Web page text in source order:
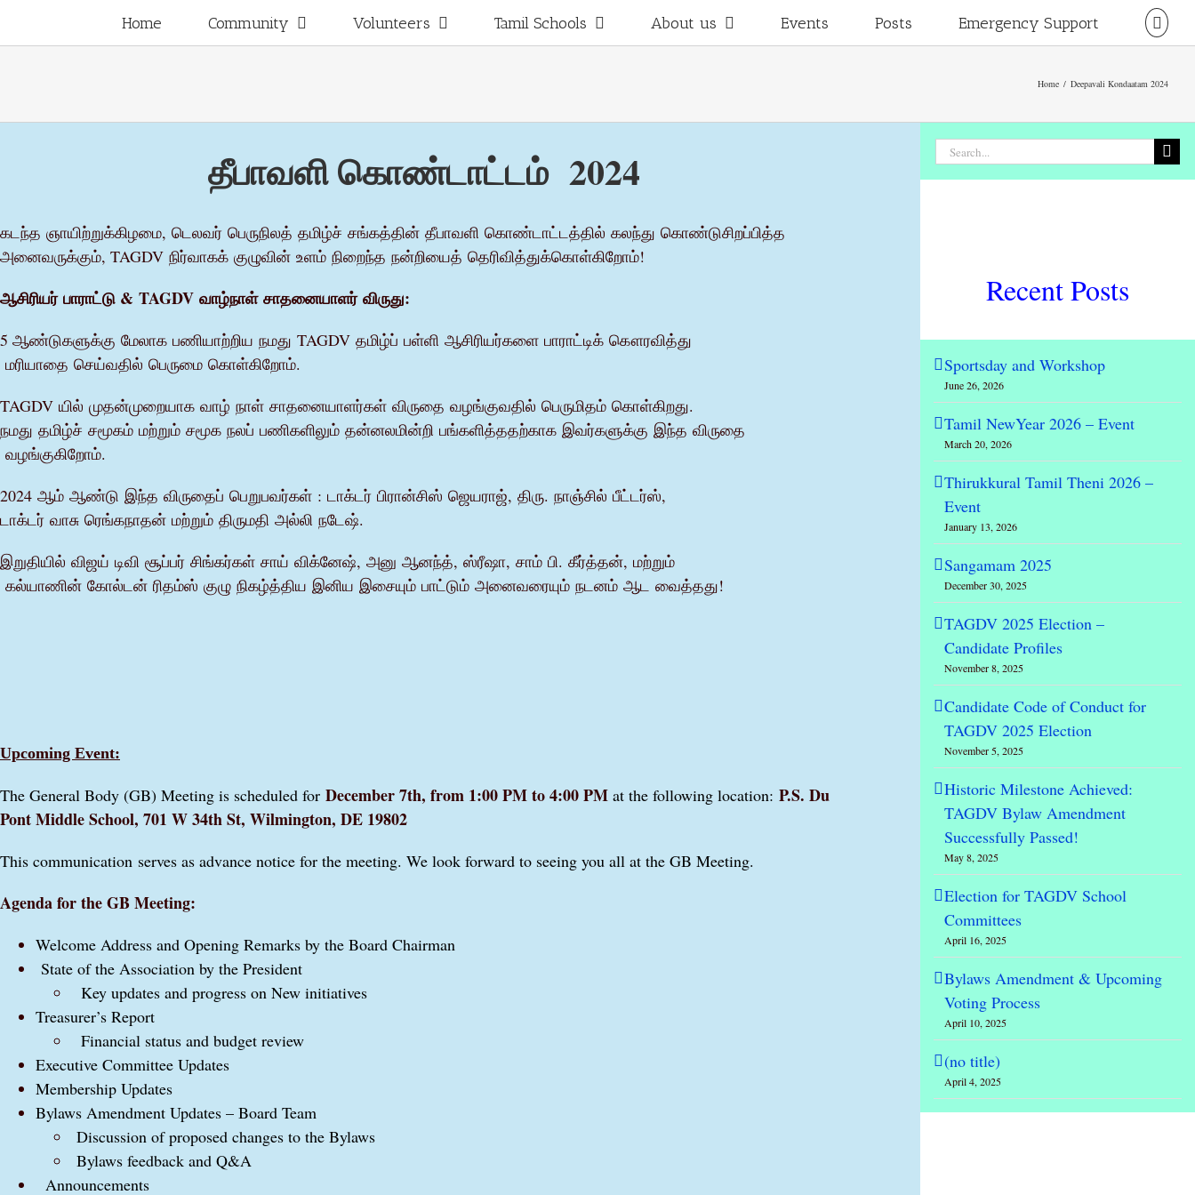
for:
Home Community Volunteers Tamil Schools About us Events Posts Emergency Support
Home / Deepavali Kondaatam 2024
தீபாவளி கொண்டாட்டம் 2024
கடந்த ஞாயிற்றுக்கிழமை, டெலவர் பெருநிலத் தமிழ்ச் சங்கத்தின் தீபாவளி கொண்டாட்டத்தில் கலந்து கொண்டுசிறப்பித்த
அனைவருக்கும், TAGDV நிர்வாகக் குழுவின் உளம் நிறைந்த நன்றியைத் தெரிவித்துக்கொள்கிறோம்!
ஆசிரியர் பாராட்டு & TAGDV வாழ்நாள் சாதனையாளர் விருது:
5 ஆண்டுகளுக்கு மேலாக பணியாற்றிய நமது TAGDV தமிழ்ப் பள்ளி ஆசிரியர்களை பாராட்டிக் கௌரவித்து
மரியாதை செய்வதில் பெருமை கொள்கிறோம்.
TAGDV யில் முதன்முறையாக வாழ் நாள் சாதனையாளர்கள் விருதை வழங்குவதில் பெருமிதம் கொள்கிறது.
நமது தமிழ்ச் சமூகம் மற்றும் சமூக நலப் பணிகளிலும் தன்னலமின்றி பங்களித்ததற்காக இவர்களுக்கு இந்த விருதை
வழங்குகிறோம்.
2024 ஆம் ஆண்டு இந்த விருதைப் பெறுபவர்கள் : டாக்டர் பிரான்சிஸ் ஜெயராஜ், திரு. நாஞ்சில் பீட்டர்ஸ்,
டாக்டர் வாசு ரெங்கநாதன் மற்றும் திருமதி அல்லி நடேஷ்.
இறுதியில் விஜய் டிவி சூப்பர் சிங்கர்கள் சாய் விக்னேஷ், அனு ஆனந்த், ஸ்ரீஷா, சாம் பி. கீர்த்தன், மற்றும்
கல்யாணின் கோல்டன் ரிதம்ஸ் குழு நிகழ்த்திய இனிய இசையும் பாட்டும் அனைவரையும் நடனம் ஆட வைத்தது!
Upcoming Event:
The General Body (GB) Meeting is scheduled for December 7th, from 1:00 PM to 4:00 PM at the following location: P.S. Du
Pont Middle School, 701 W 34th St, Wilmington, DE 19802
This communication serves as advance notice for the meeting. We look forward to seeing you all at the GB Meeting.
Agenda for the GB Meeting:
Welcome Address and Opening Remarks by the Board Chairman
State of the Association by the President
Key updates and progress on New initiatives
Treasurer’s Report
Financial status and budget review
Executive Committee Updates
Membership Updates
Bylaws Amendment Updates – Board Team
Discussion of proposed changes to the Bylaws
Bylaws feedback and Q&A
Announcements
Search
Recent Posts
Sportsday and Workshop
June 26, 2026
Tamil NewYear 2026 – Event
March 20, 2026
Thirukkural Tamil Theni 2026 –
Event
January 13, 2026
Sangamam 2025
December 30, 2025
TAGDV 2025 Election –
Candidate Profiles
November 8, 2025
Candidate Code of Conduct for
TAGDV 2025 Election
November 5, 2025
Historic Milestone Achieved:
TAGDV Bylaw Amendment
Successfully Passed!
May 8, 2025
Election for TAGDV School
Committees
April 16, 2025
Bylaws Amendment & Upcoming
Voting Process
April 10, 2025
(no title)
April 4, 2025